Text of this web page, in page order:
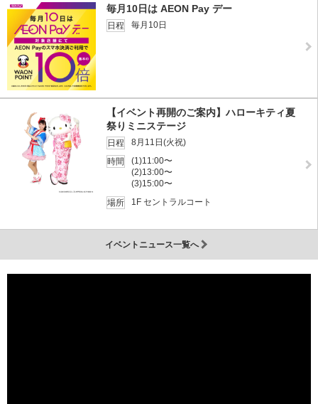
毎月10日は AEON Pay デー
日程 毎月10日
【イベント再開のご案内】ハローキティ夏
祭りミニステージ
日程
8月11日(火祝)
時間
(1)11:00〜
(2)13:00〜
(3)15:00〜
場所
1F セントラルコート
イベントニュース一覧へ